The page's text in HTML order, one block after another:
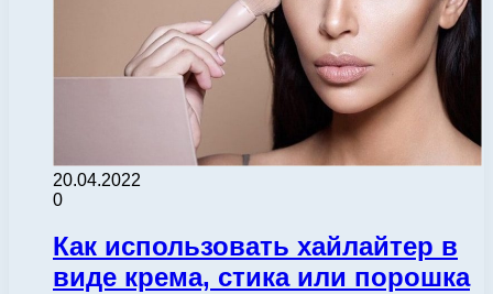
20.04.2022
0
Как использовать хайлайтер в
виде крема, стика или порошка